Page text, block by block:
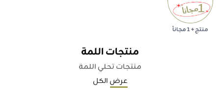
منتج + 1 مجاناً
منتجات اللمة
منتجات تحلي اللمة
عرض الكل